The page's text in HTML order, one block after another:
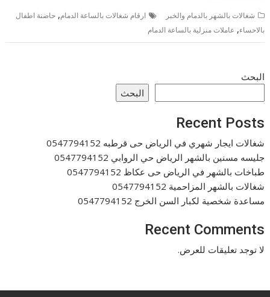
شغالات بالشهر بالدمام والخبر ارقام شغالات بالساعة الدمام,حاضنة اطفال
بالاحساء, عاملات منزلية بالساعة الدمام
البحث
البحث
Recent Posts
شغالات ايجار شهري في الرياض حى قرطبه 0547794152
جليسه مسنين بالشهر الرياض حي الروابي 0547794152
طباخات بالشهر في الرياض حى عكاظ 0547794152
شغالات بالشهر المزاحمية 0547794152
مساعدة شخصية لكبار السن الخرج 0547794152
Recent Comments
لا توجد تعليقات للعرض.